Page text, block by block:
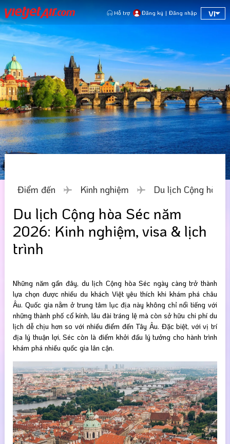
Hỗ trợ Đăng ký | Đăng nhập VI
Điểm đến Kinh nghiệm Du lịch Cộng hòa
Du lịch Cộng hòa Séc năm
2026: Kinh nghiệm, visa & lịch
trình
Những năm gần đây, du lịch Cộng hòa Séc ngày càng trở thành
lựa chọn được nhiều du khách Việt yêu thích khi khám phá châu
Âu. Quốc gia nằm ở trung tâm lục địa này không chỉ nổi tiếng với
những thành phố cổ kính, lâu đài tráng lệ mà còn sở hữu chi phí du
lịch dễ chịu hơn so với nhiều điểm đến Tây Âu. Đặc biệt, với vị trí
địa lý thuận lợi, Séc còn là điểm khởi đầu lý tưởng cho hành trình
khám phá nhiều quốc gia lân cận.